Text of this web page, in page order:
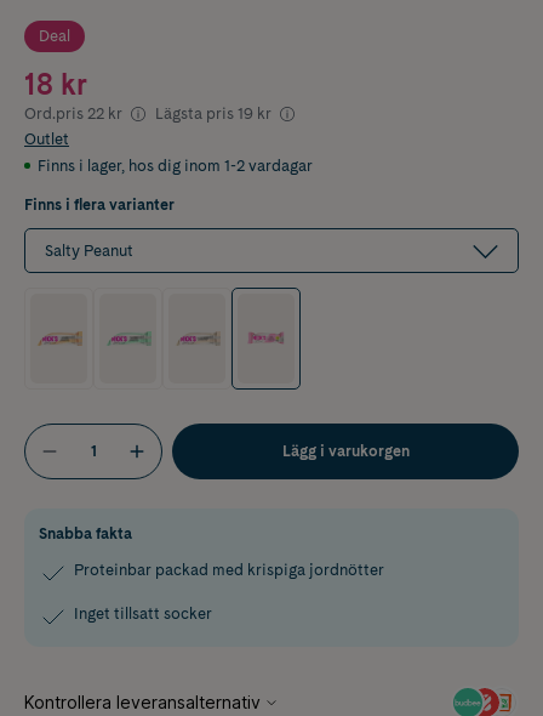
Deal
18 kr
Ord.pris 22 kr Lägsta pris 19 kr
Outlet
Finns i lager, hos dig inom 1-2 vardagar
Finns i flera varianter
Salty Peanut
Lägg i varukorgen
Snabba fakta
Proteinbar packad med krispiga jordnötter
Inget tillsatt socker